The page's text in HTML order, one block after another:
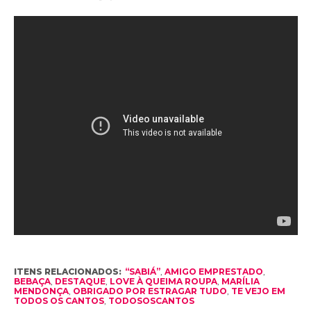
ITENS RELACIONADOS: “SABIÁ”, AMIGO EMPRESTADO
BEBAÇA, DESTAQUE, LOVE À QUEIMA ROUPA, MARÍLIA
MENDONÇA, OBRIGADO POR ESTRAGAR TUDO TE VEJO EM
TODOS OS CANTOS, TODOSOSCANTOS